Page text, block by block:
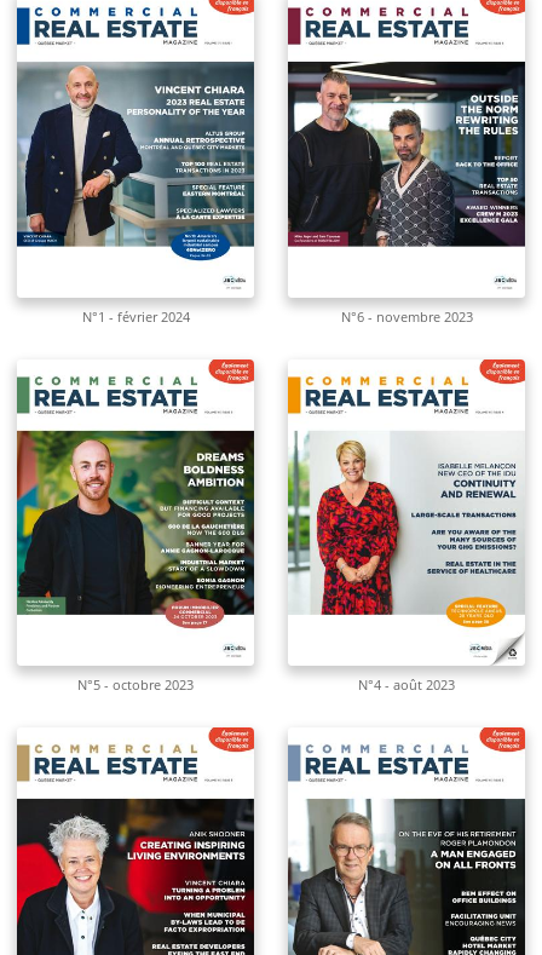
N°1 - février 2024 N°6 - novembre 2023
N°5 - octobre 2023 N°4 - août 2023